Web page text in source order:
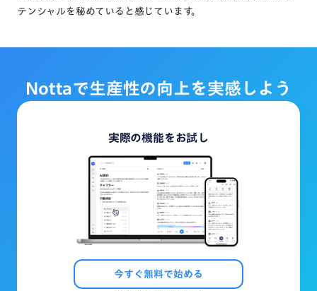
テンシャルを秘めていると感じています。
Nottaで生産性の向上を実感しよう
実際の機能をお試し
今すぐ無料で始める